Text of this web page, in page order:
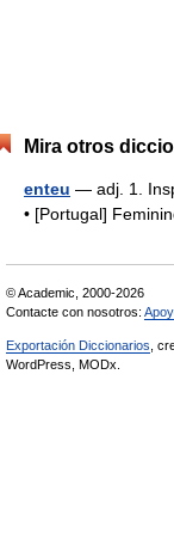
Mira otros
enteu — adj. 1.
• [Portugal]
© Academic, 2000-2026
Contacte con nosotros:
Exportación Diccionarios ,
WordPress, MODx.